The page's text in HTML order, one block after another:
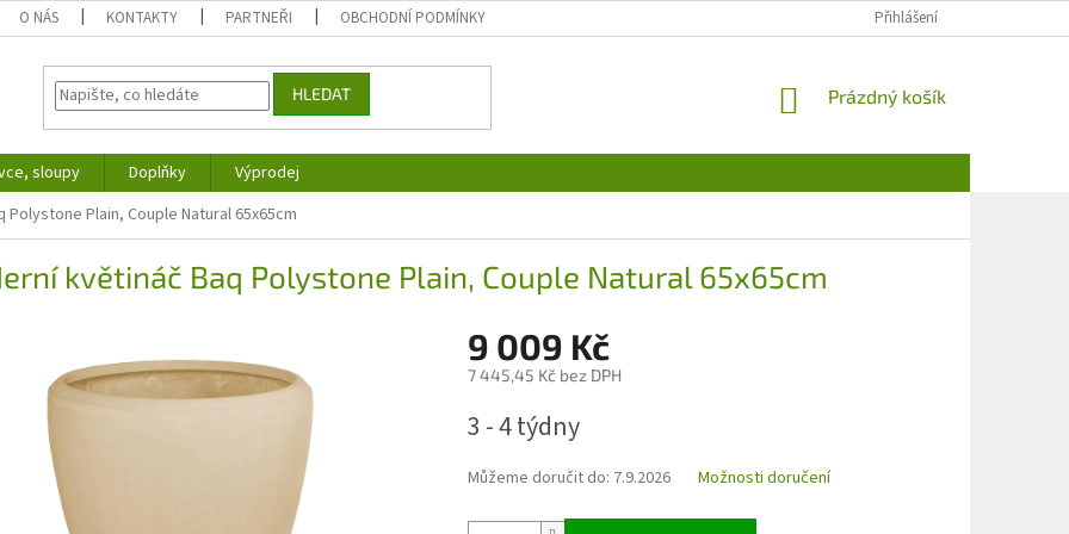
O NÁS KONTAKTY PARTNEŘI OBCHODNÍ PODMÍNKY Přihlášení
HLEDAT
NÁKUPNÍ
Prázdný košík
sloupy Doplňky
Výprodej
Plain, Couple Natural 65x65cm
květináč Baq Polystone Plain, Couple Natural 65x65cm
9 009 Kč
7 445,45 Kč bez DPH
cena:
3 - 4 týdny
Můžeme doručit do: 7.9.2026 Možnosti doručení